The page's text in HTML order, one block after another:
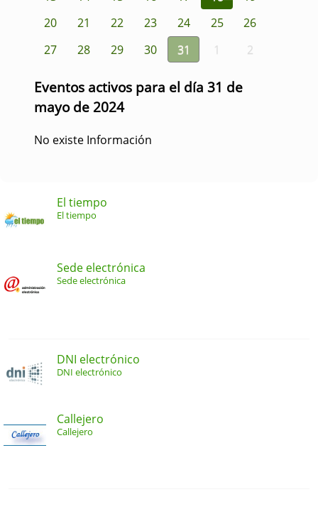
20
21 22 23 24 25
26
27
28 29 30 31 1 2
Eventos activos para el día 31 de
mayo de 2024
No existe Información
El tiempo
El tiempo
Sede electrónica
Sede electrónica
DNI electrónico
DNI electrónico
Callejero
Callejero